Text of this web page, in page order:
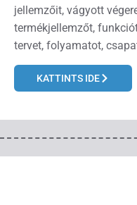
jellemzőit, vágyott
termékjellemzőt,
tervet, folyamatot,
KATTINTS IDE